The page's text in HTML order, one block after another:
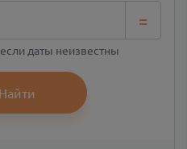
=
даты неизвестны
Найти